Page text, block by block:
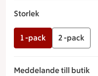
Storlek
1 -pack 2 -pack
Meddelande till butik